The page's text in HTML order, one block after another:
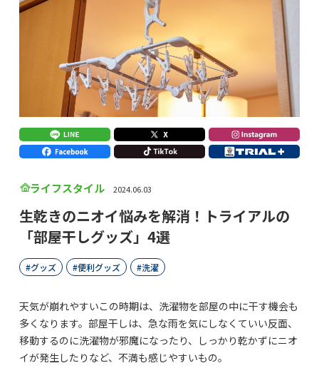
ライフスタイル 2024.06.03
生乾きのニオイ悩みを解消！トライアルの
「部屋干しグッズ」4選
グッズ 便利グッズ 洗濯
天気が崩れやすいこの時期は、洗濯物を部屋の中に干す機会も
多くなります。部屋干しは、急な雨を気にしなくていい反面、
移動するのに洗濯物が邪魔になったり、しっかり乾かずにニオ
イが発生したりなど、不満も感じやすいもの。